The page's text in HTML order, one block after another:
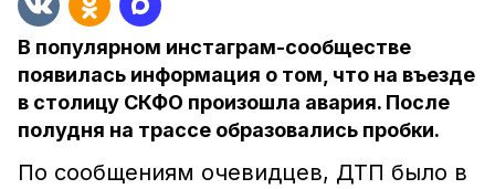
В популярном инстаграм-сообществе
появилась информация о том, что на въезде
в столицу СКФО произошла авария. После
полудня на трассе образовались пробки.
По сообщениям очевидцев, ДТП было в